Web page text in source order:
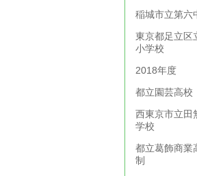
稲城市立第六
東京都足立区
小学校
2018年度
都立園芸高校
西東京市立田
学校
都立葛飾商業
制